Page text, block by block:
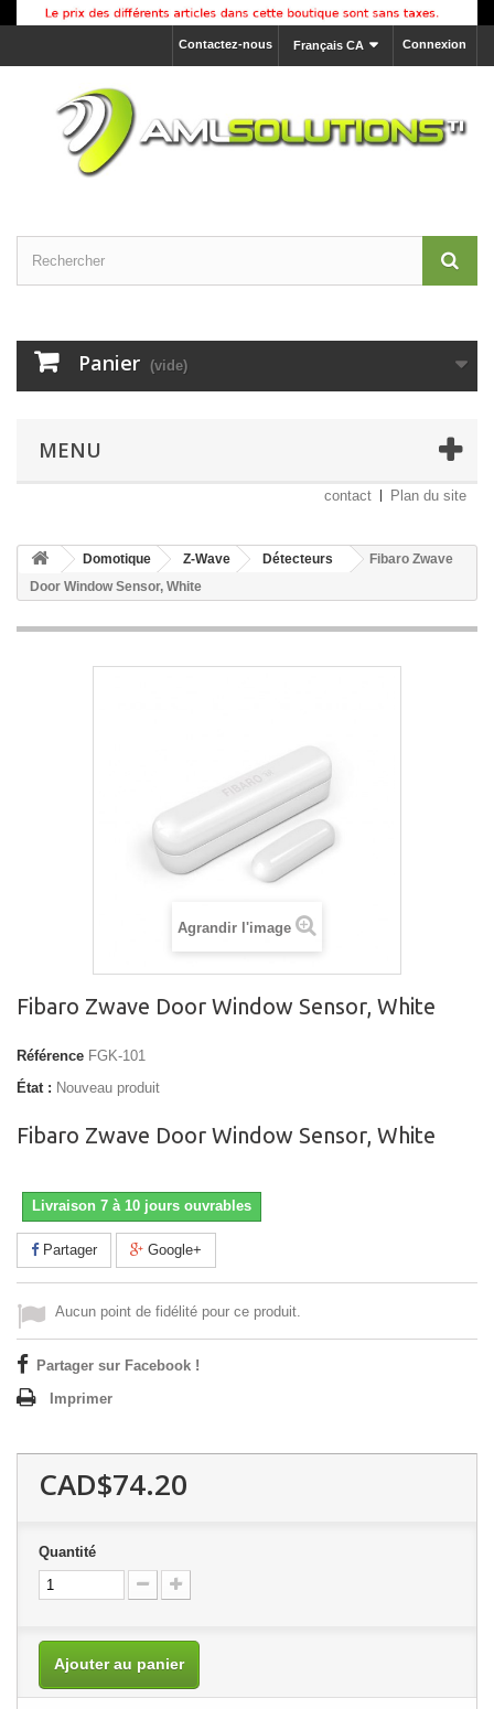
Connexion
Français CA
Contactez-nous
Panier (vide)
MENU
contact Plan du site
Domotique Z-Wave Détecteurs
Fibaro Zwave
Door Window Sensor, White
Agrandir l'image
Fibaro Zwave Door Window Sensor, White
Référence FGK-101
État : Nouveau produit
Fibaro Zwave Door Window Sensor, White
Livraison 7 à 10 jours ouvrables
Partager Google+
Aucun point de fidélité pour ce produit.
Partager sur Facebook !
Imprimer
CAD$74.20
Quantité
Ajouter au panier